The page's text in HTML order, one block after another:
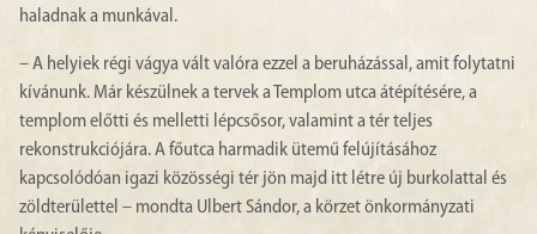
haladnak a munkával.
– A helyiek régi vágya vált valóra ezzel a beruházással, amit folytatni
kívánunk. Már készülnek a tervek a Templom utca átépítésére, a
templom előtti és melletti lépcsősor, valamint a tér teljes
rekonstrukciójára. A főutca harmadik ütemű felújításához
kapcsolódóan igazi közösségi tér jön majd itt létre új burkolattal és
zöldterülettel – mondta Ulbert Sándor, a körzet önkormányzati